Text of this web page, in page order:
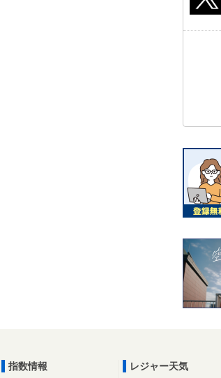
指数情報
レジャー天気